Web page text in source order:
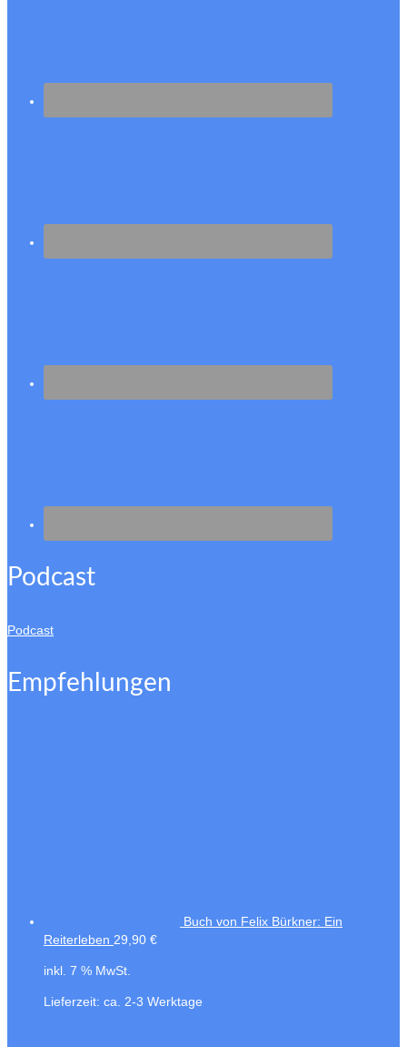
Podcast
Podcast
Empfehlungen
Buch von Felix Bürkner: Ein
Reiterleben 29,90 €
inkl. 7 % MwSt.
Lieferzeit: ca. 2-3 Werktage